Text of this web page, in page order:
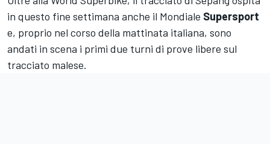
in questo fine settimana anche il Mondiale Supersport
e, proprio nel corso della mattinata italiana, sono
andati in scena i primi due turni di prove libere sul
tracciato malese.